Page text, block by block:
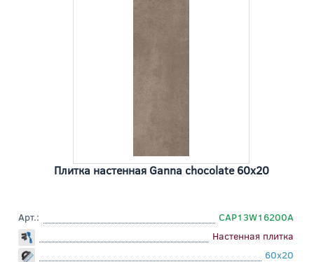
Плитка настенная Ganna chocolate 60x20
Арт.:
СAP13W16200A
Настенная плитка
60x20